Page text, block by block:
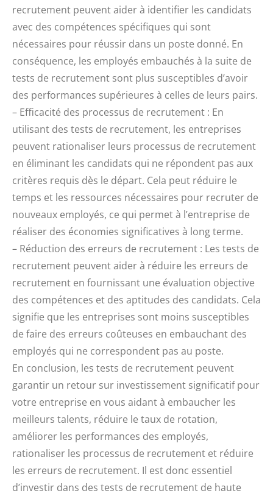
recrutement peuvent aider à identifier les candidats
avec des compétences spécifiques qui sont
nécessaires pour réussir dans un poste donné. En
conséquence, les employés embauchés à la suite de
tests de recrutement sont plus susceptibles d’avoir
des performances supérieures à celles de leurs pairs.
– Efficacité des processus de recrutement : En
utilisant des tests de recrutement, les entreprises
peuvent rationaliser leurs processus de recrutement
en éliminant les candidats qui ne répondent pas aux
critères requis dès le départ. Cela peut réduire le
temps et les ressources nécessaires pour recruter de
nouveaux employés, ce qui permet à l’entreprise de
réaliser des économies significatives à long terme.
– Réduction des erreurs de recrutement : Les tests de
recrutement peuvent aider à réduire les erreurs de
recrutement en fournissant une évaluation objective
des compétences et des aptitudes des candidats. Cela
signifie que les entreprises sont moins susceptibles
de faire des erreurs coûteuses en embauchant des
employés qui ne correspondent pas au poste.
En conclusion, les tests de recrutement peuvent
garantir un retour sur investissement significatif pour
votre entreprise en vous aidant à embaucher les
meilleurs talents, réduire le taux de rotation,
améliorer les performances des employés,
rationaliser les processus de recrutement et réduire
les erreurs de recrutement. Il est donc essentiel
d’investir dans des tests de recrutement de haute